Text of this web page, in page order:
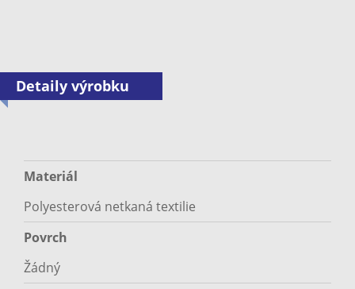
Detaily výrobku
Materiál
Polyesterová netkaná textilie
Povrch
Žádný